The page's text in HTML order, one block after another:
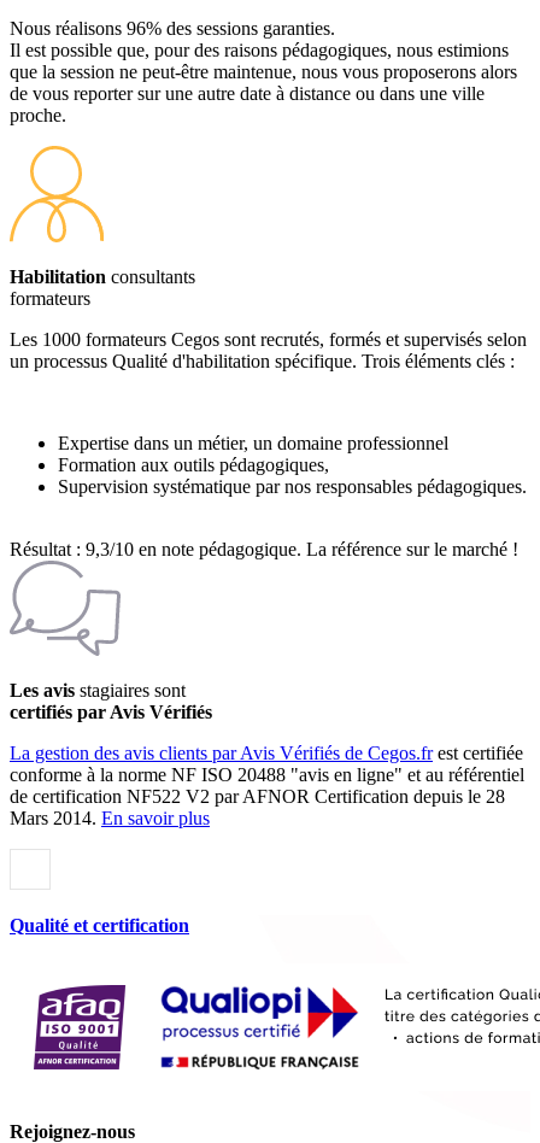
Nous réalisons 96% des sessions garanties.
Il est possible que, pour des raisons pédagogiques, nous estimions
que la session ne peut-être maintenue, nous vous proposerons alors
de vous reporter sur une autre date à distance ou dans une ville
proche.
Habilitation consultants
formateurs
Les 1000 formateurs Cegos sont recrutés, formés et supervisés selon
un processus Qualité d'habilitation spécifique. Trois éléments clés :
Expertise dans un métier, un domaine professionnel
Formation aux outils pédagogiques,
Supervision systématique par nos responsables pédagogiques.
Résultat : 9,3/10 en note pédagogique. La référence sur le marché !
Les avis stagiaires sont
certifiés par Avis Vérifiés
La gestion des avis clients par Avis Vérifiés de Cegos.frest certifiée
conforme à la norme NF ISO 20488 "avis en ligne" et au référentiel
de certification NF522 V2 par AFNOR Certification depuis le 28
Mars 2014. En savoir plus
Qualité et certification
Rejoignez-nous